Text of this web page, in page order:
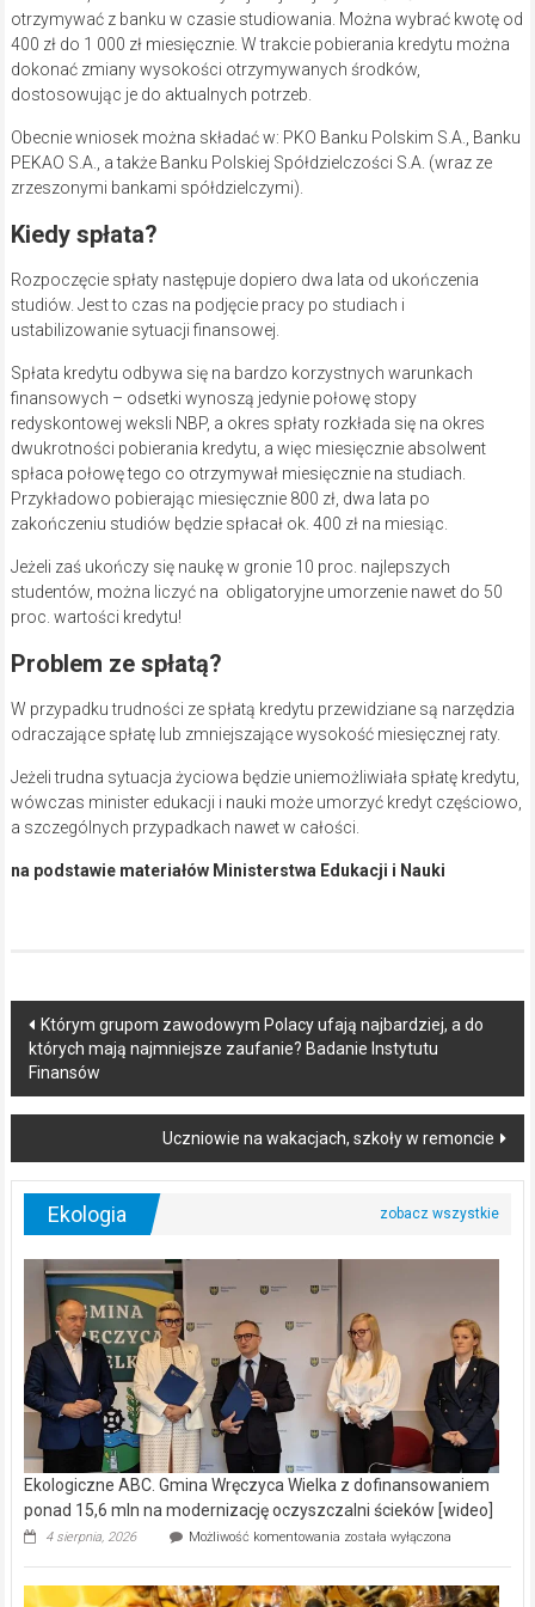
otrzymywać z banku w czasie studiowania. Można wybrać kwotę od
400 zł do 1 000 zł miesięcznie. W trakcie pobierania kredytu można
dokonać zmiany wysokości otrzymywanych środków,
dostosowując je do aktualnych potrzeb.
Obecnie wniosek można składać w: PKO Banku Polskim S.A., Banku
PEKAO S.A., a także Banku Polskiej Spółdzielczości S.A. (wraz ze
zrzeszonymi bankami spółdzielczymi).
Kiedy spłata?
Rozpoczęcie spłaty następuje dopiero dwa lata od ukończenia
studiów. Jest to czas na podjęcie pracy po studiach i
ustabilizowanie sytuacji finansowej.
Spłata kredytu odbywa się na bardzo korzystnych warunkach
finansowych – odsetki wynoszą jedynie połowę stopy
redyskontowej weksli NBP, a okres spłaty rozkłada się na okres
dwukrotności pobierania kredytu, a więc miesięcznie absolwent
spłaca połowę tego co otrzymywał miesięcznie na studiach.
Przykładowo pobierając miesięcznie 800 zł, dwa lata po
zakończeniu studiów będzie spłacał ok. 400 zł na miesiąc.
Jeżeli zaś ukończy się naukę w gronie 10 proc. najlepszych
studentów, można liczyć na obligatoryjne umorzenie nawet do 50
proc. wartości kredytu!
Problem ze spłatą?
W przypadku trudności ze spłatą kredytu przewidziane są narzędzia
odraczające spłatę lub zmniejszające wysokość miesięcznej raty.
Jeżeli trudna sytuacja życiowa będzie uniemożliwiała spłatę kredytu,
wówczas minister edukacji i nauki może umorzyć kredyt częściowo,
a szczególnych przypadkach nawet w całości.
na podstawie materiałów Ministerstwa Edukacji i Nauki
Post
navigation
Którym grupom zawodowym Polacy ufają najbardziej, a do
których mają najmniejsze zaufanie? Badanie Instytutu
Finansów
Uczniowie na wakacjach, szkoły w remoncie
Ekologia
Ekologiczne ABC. Gmina Wręczyca Wielka z dofinansowaniem
ponad 15,6 mln na modernizację oczyszczalni ścieków [wideo]
4 sierpnia, 2026 Możliwość komentowania Ekologiczne
Wręczyca
została wyłączona